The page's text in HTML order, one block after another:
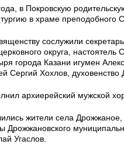
в Покровскую
в храме преподобного
сослужили
округа,
города Казани игумен
Сергий Хохлов, духовенство
архиерейский мужской
жители села Дрожжаное,
Дрожжановского
Угаслов.